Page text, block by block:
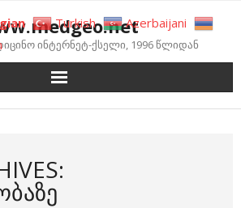
ინტერნეტ-ქსელი, 1996 წლიდან
Turkish
Azerbaijani